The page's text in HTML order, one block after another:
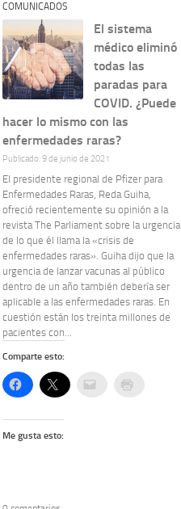
COMUNICADOS
El sistema
médico eliminó
todas las
paradas para
COVID. ¿Puede
hacer lo mismo con las
enfermedades raras?
Publicado: 9 de junio de 2021
El presidente regional de Pfizer para
Enfermedades Raras, Reda Guiha,
ofreció recientemente su opinión a la
revista The Parliament sobre la urgencia
de lo que él llama la «crisis de
enfermedades raras». Guiha dijo que la
urgencia de lanzar vacunas al público
dentro de un año también debería ser
aplicable a las enfermedades raras. En
cuestión están los treinta millones de
pacientes con...
Comparte esto:
Me gusta esto: